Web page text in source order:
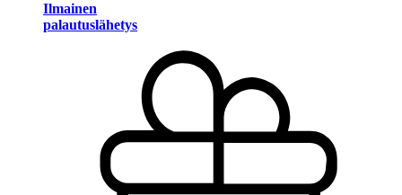
Ilmainen
palautuslähetys